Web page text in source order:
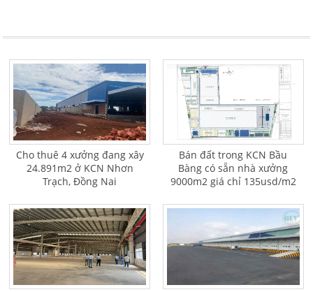
Cho thuê 4 xưởng đang xây
24.891m2 ở KCN Nhơn
Trạch, Đồng Nai
Bán đất trong KCN Bầu
Bàng có sẵn nhà xưởng
9000m2 giá chỉ 135usd/m2